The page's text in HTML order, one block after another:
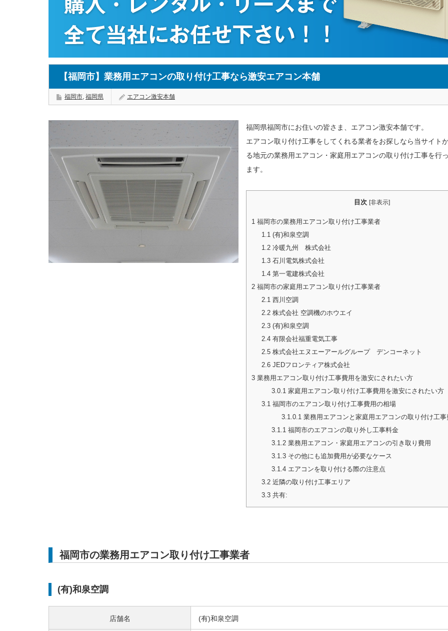
【福岡市】業務用エアコンの取り付け工事なら激安エアコン本舗
福岡市, 福岡県 エアコン激安本舗
福岡県福岡市にお住いの皆さま、エアコン激安本舗です。
エアコン取り付け工事をしてくれる業者をお探しなら当サイト
る地元の業務用エアコン・家庭用エアコンの取り付け工事を行
ます。
目次 [非表示]
1 福岡市の業務用エアコン取り付け工事業者
1.1(有)和泉空調
1.2冷暖九州 株式会社
1.3石川電気株式会社
1.4第一電建株式会社
2 福岡市の家庭用エアコン取り付け工事業者
2.1西川空調
2.2株式会社 空調機のホウエイ
2.3(有)和泉空調
2.4有限会社福重電気工事
2.5株式会社エヌエーアールグループ デンコーネット
2.6JEDフロンティア株式会社
3 業務用エアコン取り付け工事費用を激安にされたい方
3.0.1家庭用エアコン取り付け工事費用を激安にされたい方
3.1福岡市のエアコン取り付け工事費用の相場
3.1.0.1業務用エアコンと家庭用エアコンの取り付け工
3.1.1福岡市のエアコンの取り外し工事料金
3.1.2業務用エアコン・家庭用エアコンの引き取り費用
3.1.3その他にも追加費用が必要なケース
3.1.4エアコンを取り付ける際の注意点
3.2近隣の取り付け工事エリア
3.3共有:
福岡市の業務用エアコン取り付け工事業者
(有)和泉空調
店舗名 (有)和泉空調